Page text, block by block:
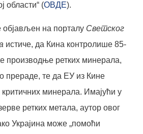
области“ (ОВДЕ).
објављен на порталу Светског
истиче, да Кина контролише 85-
производње ретких минерала,
прераде, те да ЕУ из Кине
минерала. Имајући у
ретких метала, аутор овог
Украјина може „помоћи